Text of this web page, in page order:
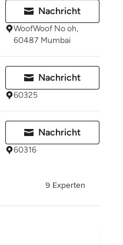
Nachricht
WoofWoof No oh,
60487 Mumbai
Nachricht
60325
Nachricht
60316
9 Experten